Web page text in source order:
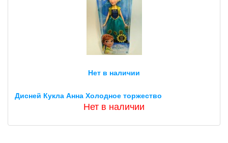
Нет в наличии
Дисней Кукла Анна Холодное торжество
Нет в наличии